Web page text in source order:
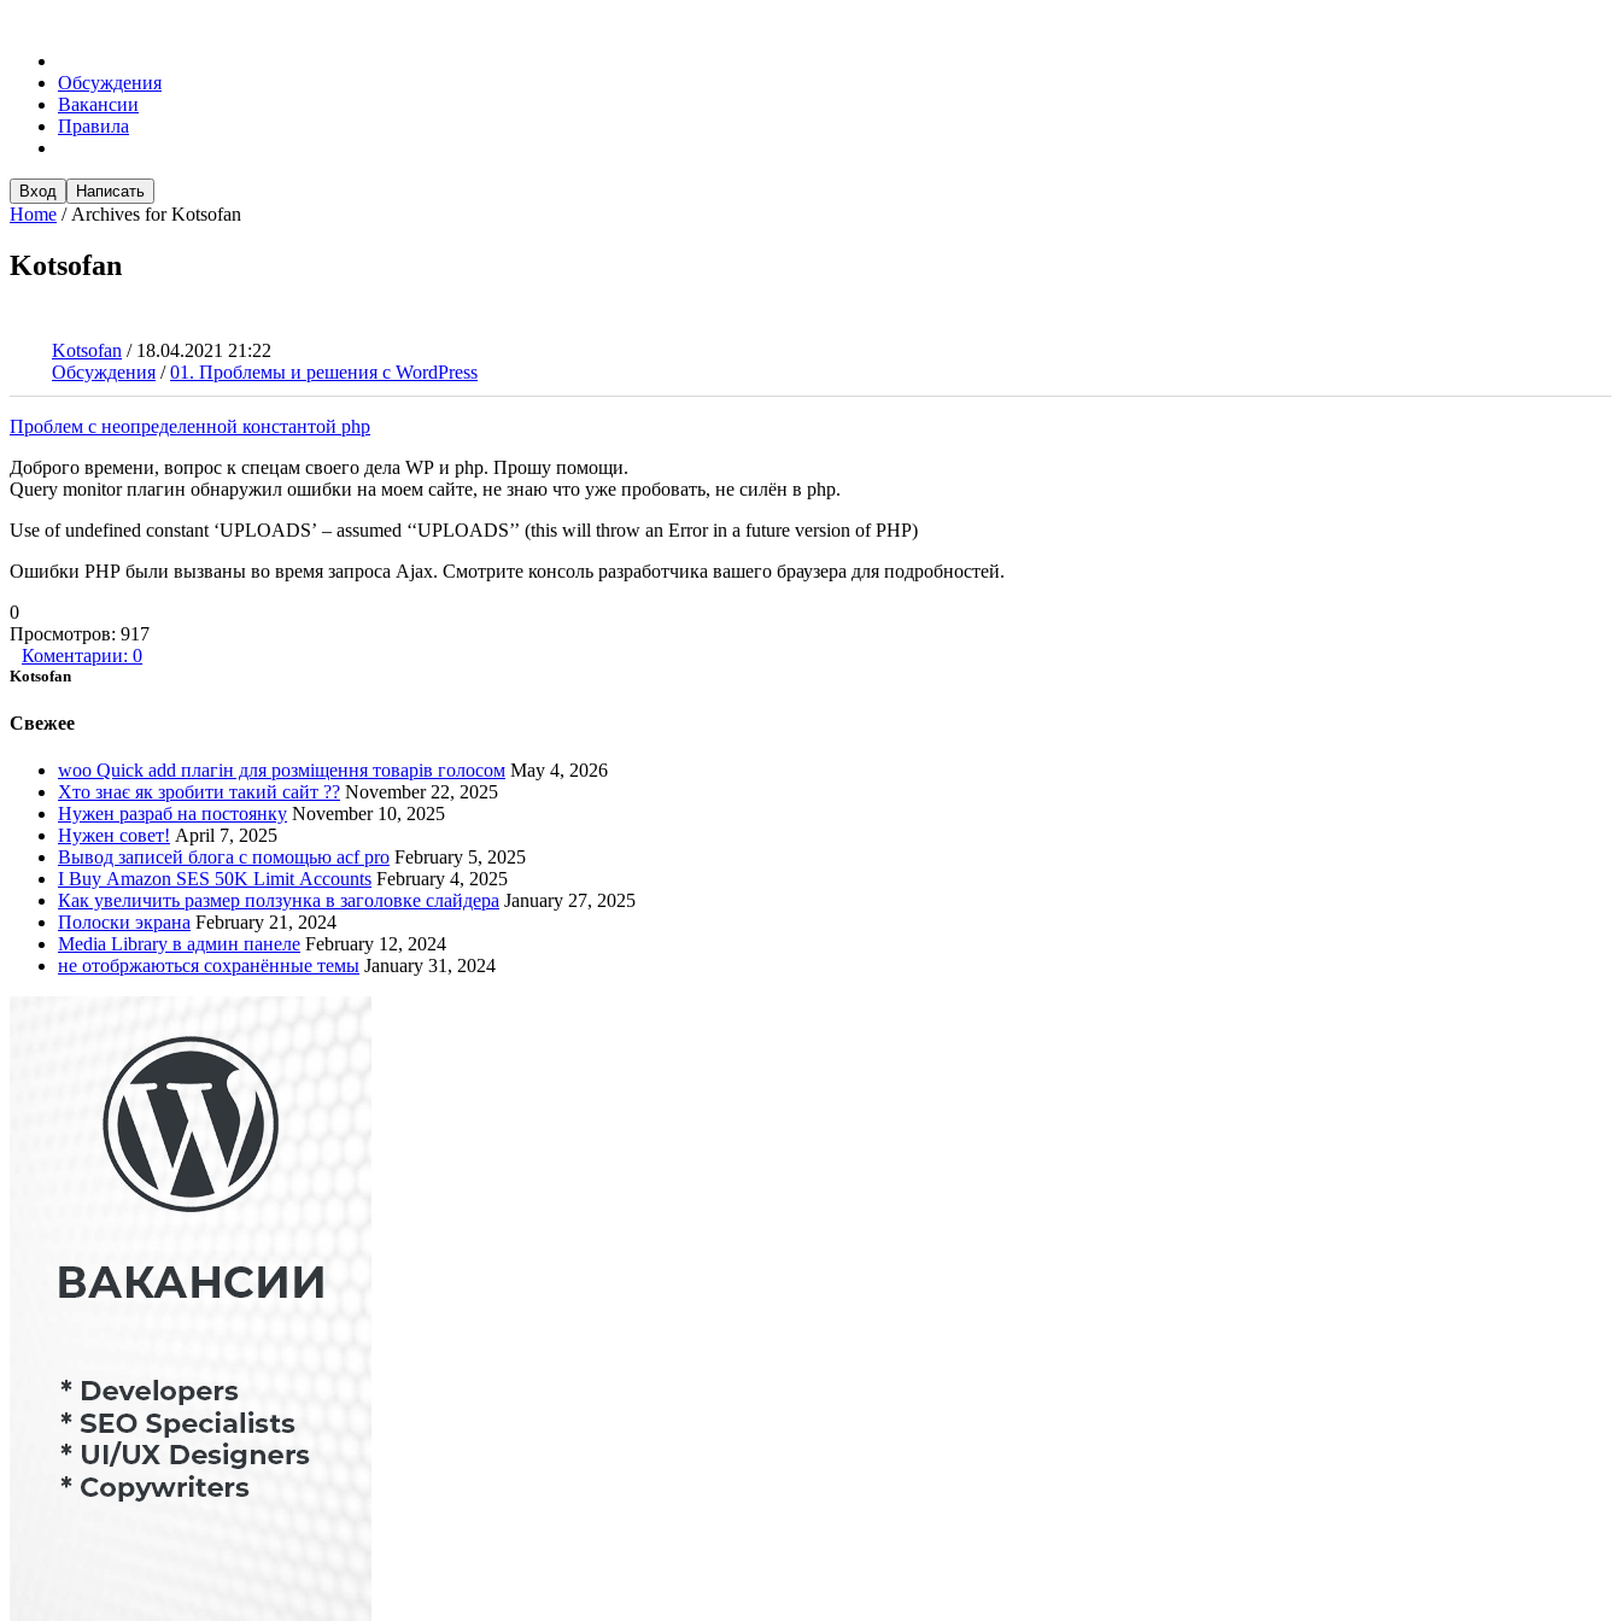
Обсуждения
Вакансии
Правила
Вход Написать
Home / Archives for Kotsofan
Kotsofan
Kotsofan / 18.04.2021 21:22
Обсуждения /01. Проблемы и решения с WordPress
Проблем с неопределенной константой php
Доброго времени, вопрос к спецам своего дела WP и php. Прошу помощи.
Query monitor плагин обнаружил ошибки на моем сайте, не знаю что уже пробовать, не силён в php.
Use of undefined constant ‘UPLOADS’ – assumed ‘‘UPLOADS’’ (this will throw an Error in a future version of PHP)
Ошибки PHP были вызваны во время запроса Ajax. Смотрите консоль разработчика вашего браузера для подробностей.
0
Просмотров: 917
Коментарии: 0
Kotsofan
Свежее
woo Quick add плагін для розміщення товарів голосом May 4, 2026
Хто знає як зробити такий сайт ?? November 22, 2025
Нужен разраб на постоянку November 10, 2025
Нужен совет! April 7, 2025
Вывод записей блога с помощью acf pro February 5, 2025
I Buy Amazon SES 50K Limit Accounts February 4, 2025
Как увеличить размер ползунка в заголовке слайдера January 27, 2025
Полоски экрана February 21, 2024
Media Library в админ панеле February 12, 2024
не отобржаються сохранённые темы January 31, 2024